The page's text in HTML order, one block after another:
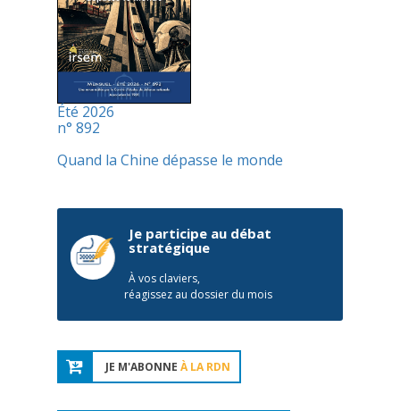
Été 2026
n° 892
Quand la Chine dépasse le monde
Je participe au débat
stratégique
À vos claviers,
réagissez au dossier du mois
JE M'ABONNE À LA RDN